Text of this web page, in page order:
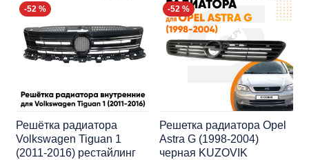
-52 %
Решётка радиатора
Volkswagen Tiguan 1
(2011-2016) рестайлинг
-52 %
Решетка радиатора Opel
Astra G (1998-2004)
черная KUZOVIK